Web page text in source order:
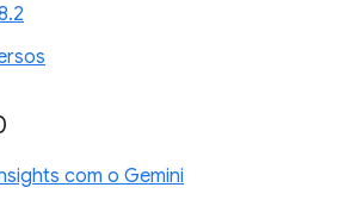
com o Gemini